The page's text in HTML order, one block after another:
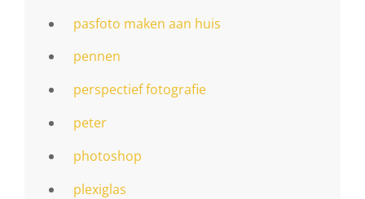
pasfoto maken aan huis
pennen
perspectief fotografie
peter
photoshop
plexiglas